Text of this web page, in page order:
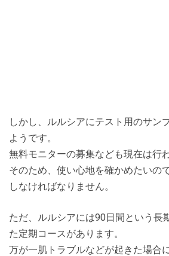
しかし、ルルシアにテスト用のサン
ようです。
無料モニターの募集なども現在は行
そのため、使い心地を確かめたいの
しなければなりません。
ただ、ルルシアには90日間という長
た定期コースがあります。
万が一肌トラブルなどが起きた場合